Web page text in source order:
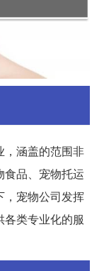
，涵盖的范围非
品、宠物托运
，宠物公司发挥
类专业化的服